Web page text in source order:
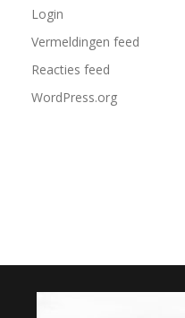
Login
Vermeldingen feed
Reacties feed
WordPress.org